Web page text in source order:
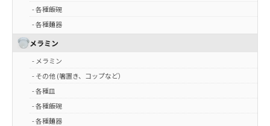
- 各種飯碗
- 各種麺器
メラミン
- メラミン
- その他 (箸置き、コップなど）
- 各種皿
- 各種飯碗
- 各種麺器